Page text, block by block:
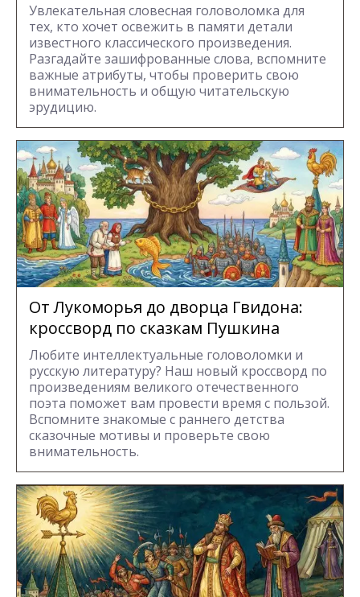
Увлекательная словесная головоломка для
тех, кто хочет освежить в памяти детали
известного классического произведения.
Разгадайте зашифрованные слова, вспомните
важные атрибуты, чтобы проверить свою
внимательность и общую читательскую
эрудицию.
От Лукоморья до дворца Гвидона:
кроссворд по сказкам Пушкина
Любите интеллектуальные головоломки и
русскую литературу? Наш новый кроссворд по
произведениям великого отечественного
поэта поможет вам провести время с пользой.
Вспомните знакомые с раннего детства
сказочные мотивы и проверьте свою
внимательность.